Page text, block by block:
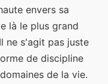
envers sa
là le plus grand
ne s'agit pas juste
de discipline
de la vie.